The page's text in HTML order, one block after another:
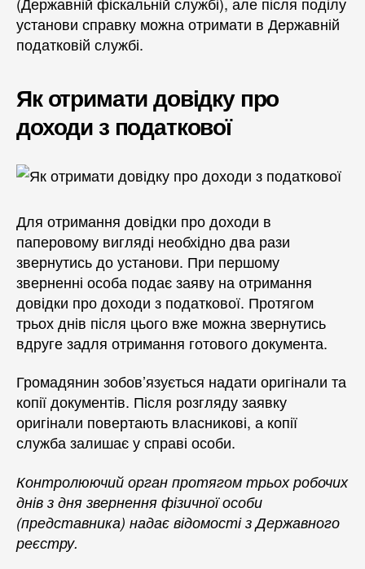
установи справку можна отримати в Державній
податковій службі.
Як отримати довідку про
доходи з податкової
Для отримання довідки про доходи в
паперовому вигляді необхідно два рази
звернутись до установи. При першому
зверненні особа подає заяву на отримання
довідки про доходи з податкової. Протягом
трьох днів після цього вже можна звернутись
вдруге задля отримання готового документа.
Громадянин зобов’язується надати оригінали та
копії документів. Після розгляду заявку
оригінали повертають власникові, а копії
служба залишає у справі особи.
Контролюючий орган протягом трьох робочих
днів з дня звернення фізичної особи
(представника) надає відомості з Державного
реєстру.